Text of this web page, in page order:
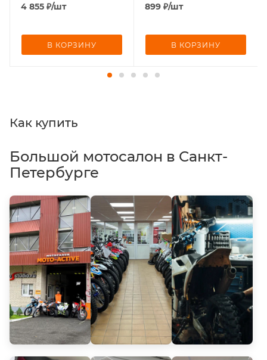
4 855 ₽/шт
В КОРЗИНУ
899 ₽/шт
В КОРЗИНУ
Как купить
Большой мотосалон в Санкт-
Петербурге